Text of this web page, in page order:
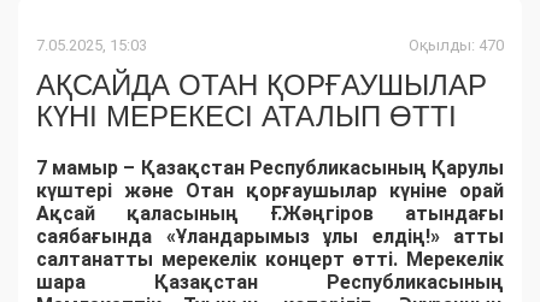
7.05.2025, 15:03 Оқылды: 470
АҚСАЙДА ОТАН ҚОРҒАУШЫЛАР
КҮНІ МЕРЕКЕСІ АТАЛЫП ӨТТІ
7 мамыр – Қазақстан Республикасының Қарулы
күштері және Отан қорғаушылар күніне орай
Ақсай қаласының Ғ.Жәңгіров атындағы
саябағында «Ұландарымыз ұлы елдің!» атты
салтанатты мерекелік концерт өтті. Мерекелік
шара Қазақстан Республикасының